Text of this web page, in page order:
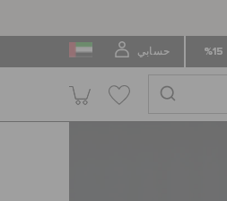
حسابي